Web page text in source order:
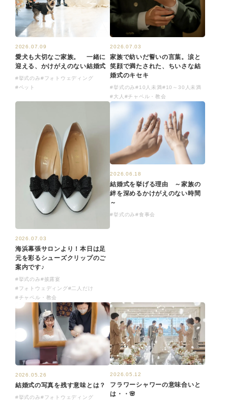
2026.07.09
愛犬も大切なご家族。 一緒に
迎える、かけがえのない結婚式
#挙式のみ#フォトウェディング
#ペット
2026.07.03
家族で紡いだ誓いの言葉。涙と
笑顔で満たされた、ちいさな結
婚式のキセキ
#挙式のみ#10人未満#10～30人未満
#大人 #チャペル・教会
2026.07.03
海浜幕張サロンより！本日は足
元を彩るシューズクリップのご
案内です♪
#挙式のみ#披露宴
#フォトウェディング#二人だけ
#チャペル・教会
2026.06.18
結婚式を挙げる理由 ～家族の
絆を深めるかけがえのない時間
～
#挙式のみ#食事会
2026.05.26
結婚式の写真を残す意味とは？
#挙式のみ#フォトウェディング
2026.05.12
フラワーシャワーの意味合いと
は・・🌸